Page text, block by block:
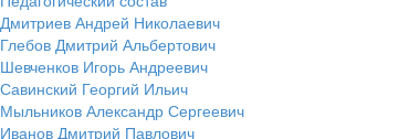
Дмитриев Андрей Николаевич
Глебов Дмитрий Альбертович
Шевченков Игорь Андреевич
Савинский Георгий Ильич
Мыльников Александр Сергеевич
Иванов Дмитрий Павлович